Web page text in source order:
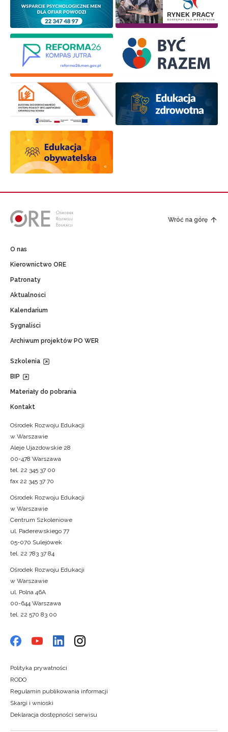
Wróć na górę
O nas
Kierownictwo ORE
Patronaty
Aktualności
Kalendarium
Sygnaliści
Archiwum projektów PO WER
Szkolenia
BIP
Materiały do pobrania
Kontakt
Ośrodek Rozwoju Edukacji
w Warszawie
Aleje Ujazdowskie 28
00-478 Warszawa
tel. 22 345 37 00
fax 22 345 37 70
Ośrodek Rozwoju Edukacji
w Warszawie
Centrum Szkoleniowe
ul. Paderewskiego 77
05-070 Sulejówek
tel. 22 783 37 84
Ośrodek Rozwoju Edukacji
w Warszawie
ul. Polna 46A
00-644 Warszawa
tel. 22 570 83 00
Polityka prywatności
RODO
Regulamin publikowania informacji
Skargi i wnioski
Deklaracja dostępności serwisu